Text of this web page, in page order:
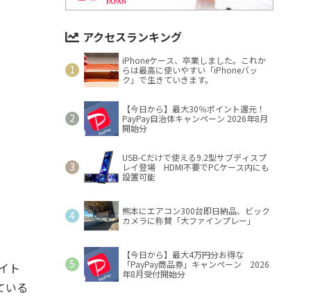
ト
いる
アクセスランキング
iPhoneケース、卒業しました。これか
らは最高に使いやすい「iPhoneバッ
ク」で生きていきます。
【今日から】最大30％ポイント還元！
PayPay自治体キャンペーン 2026年8月
開始分
USB-Cだけで使える9.2型サブディスプ
レイ登場 HDMI不要でPCケース内にも
設置可能
熊本にエアコン300台即日納品、ビック
カメラに称賛「大ファインプレー」
【今日から】最大4万円分お得な
「PayPay商品券」キャンペーン 2026
年8月受付開始分